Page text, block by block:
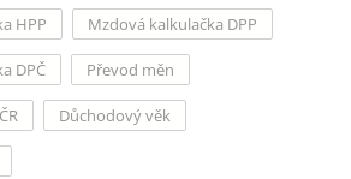
HPP Mzdová kalkulačka DPP
DPČ Převod měn
Důchodový věk